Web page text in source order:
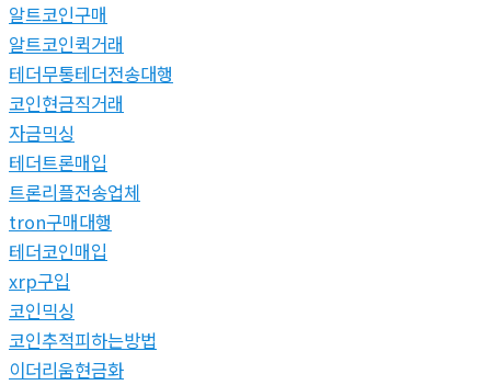
알트코인구매
알트코인퀵거래
테더무통테더전송대행
코인현금직거래
자금믹싱
테더트론매입
트론리플전송업체
tron구매대행
테더코인매입
xrp구입
코인믹싱
코인추적피하는방법
이더리움현금화